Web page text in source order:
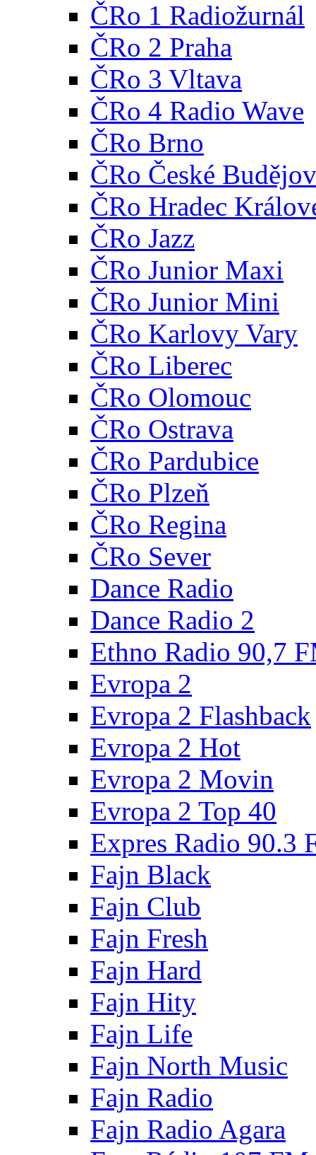
ČRo 1 Radiožurnál
ČRo 2 Praha
ČRo 3 Vltava
ČRo 4 Radio Wave
ČRo Brno
ČRo České
ČRo Hradec
ČRo Jazz
ČRo Junior Maxi
ČRo Junior Mini
ČRo Karlovy Vary
ČRo Liberec
ČRo Olomouc
ČRo Ostrava
ČRo Pardubice
ČRo Plzeň
ČRo Regina
ČRo Sever
Dance Radio
Dance Radio 2
Ethno Radio 90,7
Evropa 2
Evropa 2 Flashback
Evropa 2 Hot
Evropa 2 Movin
Evropa 2 Top 40
Expres Radio 90.3
Fajn Black
Fajn Club
Fajn Fresh
Fajn Hard
Fajn Hity
Fajn Life
Fajn North Music
Fajn Radio
Fajn Radio Agara